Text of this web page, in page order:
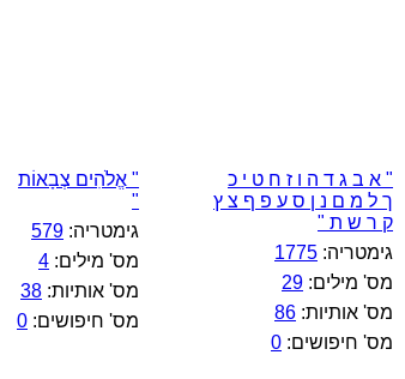
" א ב ג ד ה ו ז ח ט י כ
ך ל מ ם נ ן ס ע פ ף צ ץ
ק ר ש ת "
גימטריה: 1775
מס' מילים: 29
מס' אותיות: 86
מס' חיפושים: 0
" אֱלֹהִים צְבָאוֹת
"
גימטריה: 579
מס' מילים: 4
מס' אותיות: 38
מס' חיפושים: 0